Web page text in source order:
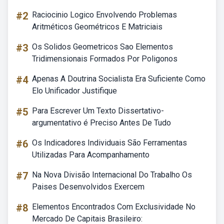
#2 Raciocinio Logico Envolvendo Problemas
Aritméticos Geométricos E Matriciais
#3 Os Solidos Geometricos Sao Elementos
Tridimensionais Formados Por Poligonos
#4 Apenas A Doutrina Socialista Era Suficiente Como
Elo Unificador Justifique
#5 Para Escrever Um Texto Dissertativo-
argumentativo é Preciso Antes De Tudo
#6 Os Indicadores Individuais São Ferramentas
Utilizadas Para Acompanhamento
#7 Na Nova Divisão Internacional Do Trabalho Os
Paises Desenvolvidos Exercem
#8 Elementos Encontrados Com Exclusividade No
Mercado De Capitais Brasileiro: